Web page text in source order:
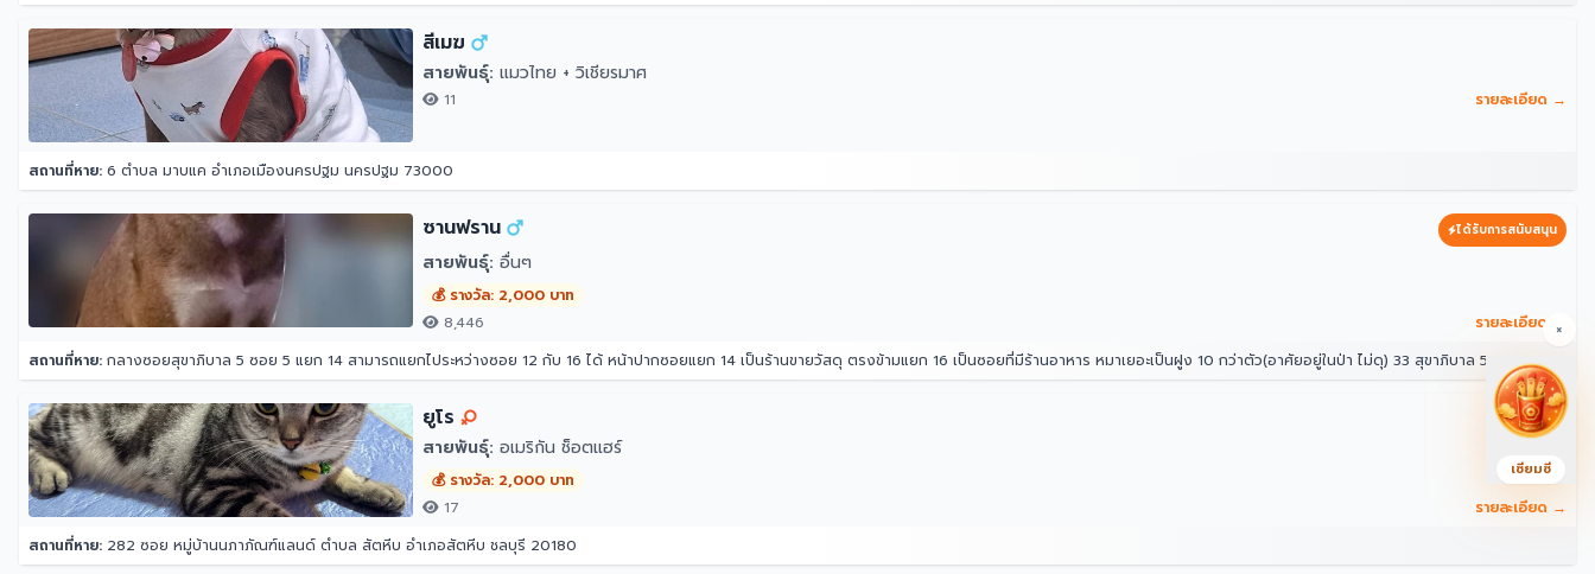
สีเมฆ
สายพันธุ์: แมวไทย + วิเชียรมาศ
11 รายละเอียด →
สถานที่หาย: 6 ตำบล มาบแค อำเภอเมืองนครปฐม นครปฐม 73000
ซานฟราน ได้รับการสนับสนุน
สายพันธุ์: อื่นๆ
💰 รางวัล: 2,000 บาท
8,446
รายละเอียด →
สถานที่หาย: กลางซอยสุขาภิบาล 5 ซอย 5 แยก 14 สามารถแยกไประหว่างซอย 12 กับ 16 ได้ หน้าปากซอยแยก 14 เป็นร้านขายวัสดุ ตรงข้ามแยก 16 เป็นซอยที่มีร้านอาหาร หมาเยอะเป็นฝูง 10 กว่าตัว(อาศัยอยู่ในป่า ไม่ดุ) 33 สุขาภิบาล 5 ซอย 5 แยก 14 แขวง ท่าแร้ง เขตบางเขน กรุงเทพมหานคร 10220 ประเทศไทย
ยูโร
สายพันธุ์: อเมริกัน ช็อตแฮร์
💰 รางวัล: 2,000 บาท
17
รายละเอียด →
สถานที่หาย: 282 ซอย หมู่บ้านนภาภัณฑ์แลนด์ ตำบล สัตหีบ อำเภอสัตหีบ ชลบุรี 20180
×
เซียมซี